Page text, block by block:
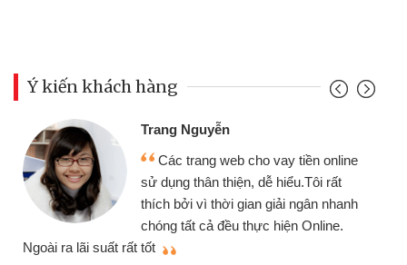
Ý kiến khách hàng
Trang Nguyễn
Các trang web cho vay tiền online
sử dụng thân thiện, dễ hiểu.Tôi rất
thích bởi vì thời gian giải ngân nhanh
chóng tất cả đều thực hiện Online.
Ngoài ra lãi suất rất tốt